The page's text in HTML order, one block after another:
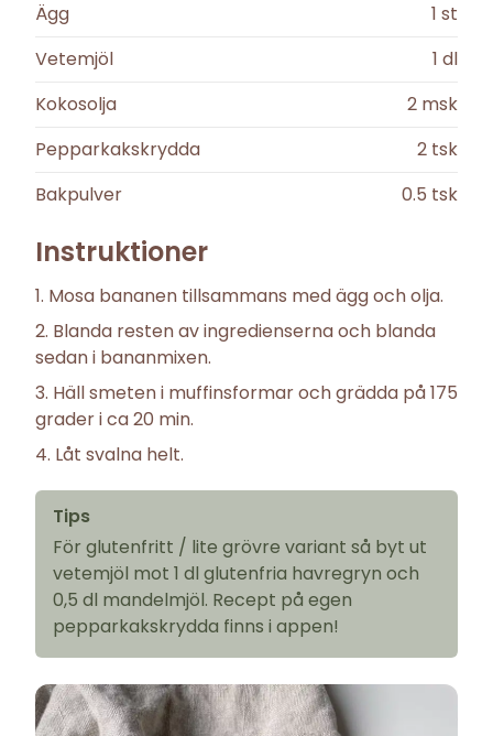
Ägg
1 st
Vetemjöl
1 dl
Kokosolja
2 msk
Pepparkakskrydda
2 tsk
Bakpulver
0.5 tsk
Instruktioner
Mosa bananen tillsammans med ägg och olja.
Blanda resten av ingredienserna och blanda
sedan i bananmixen.
Häll smeten i muffinsformar och grädda på 175
grader i ca 20 min.
Låt svalna helt.
Tips
För glutenfritt / lite grövre variant så byt ut
vetemjöl mot 1 dl glutenfria havregryn och
0,5 dl mandelmjöl. Recept på egen
pepparkakskrydda finns i appen!